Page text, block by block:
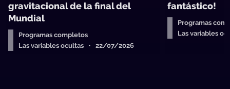
gravitacional de la final del
Mundial
Programas completos
Las variables ocultas • 22/07/2026
fantástico!
Programas
Las variables